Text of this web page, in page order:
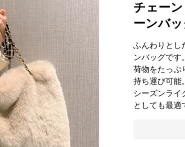
チェー
ーンバ
ふんわりとし
ンバッグです。
荷物をたっぷ
持ち運び可能。
シーズンライ
としても最適